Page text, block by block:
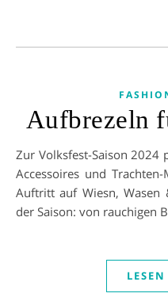
Aufbrezeln
Zur Volksfest-Saison 2024 präsentieren wir die ultimativen
Accessoires und
Auftritt auf Wiesn, Wasen
der Saison: von rauchigen